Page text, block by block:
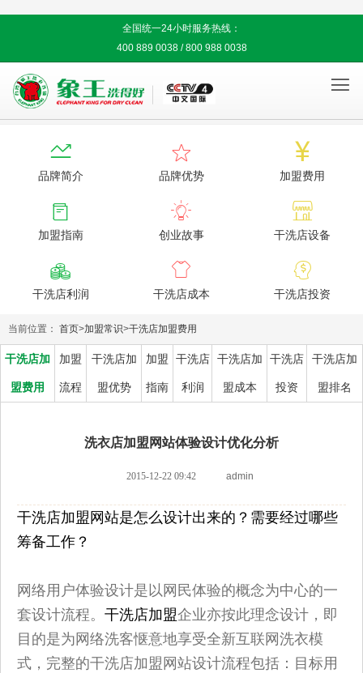
全国统一24小时服务热线：
400 889 0038 / 800 988 0038


品牌简介

品牌优势

加盟费用

加盟指南

创业故事

干洗店设备

干洗店利润

干洗店成本

干洗店投资
当前位置： 首页>加盟常识>干洗店加盟费用
干洗店加
盟费用
加盟
流程
干洗店加
盟优势
加盟
指南
干洗店
利润
干洗店加
盟成本
干洗店
投资
干洗店加
盟排名
洗衣店加盟网站体验设计优化分析
2015-12-22 09:42 admin
干洗店加盟网站是怎么设计出来的？需要经过哪些
筹备工作？
网络用户体验设计是以网民体验的概念为中心的一
套设计流程。 干洗店加盟企业亦按此理念设计，即
目的是为网络洗客惬意地享受全新互联网洗衣模
式，完整的干洗店加盟网站设计流程包括：目标用